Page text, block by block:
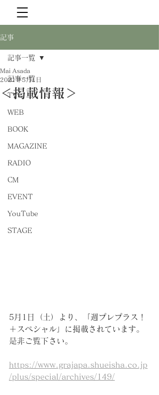
記事
記事一覧
TV
WEB
BOOK
MAGAZINE
RADIO
CM
EVENT
YouTube
STAGE
記事一覧
＜掲載情報＞
Mai Asada
2021年5月1日
5月1日（土）より、「週プレプラス！
＋スペシャル」に掲載されています。
是非ご覧下さい。
https://www.grajapa.shueisha.co.jp
/plus/special/archives/149/